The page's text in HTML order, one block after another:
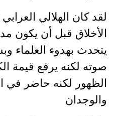
لقد كان الهلالي
الأخلاق قبل أن يكون
يتحدث بهدوء العلماء
صوته لكنه يرفع قيمة
الظهور لكنه حاضر في
والوجدان